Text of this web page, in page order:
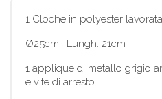
1 Cloche in polyester
Ø25cm, Lungh. 21cm
1 applique di metallo grigio
e vite di arresto